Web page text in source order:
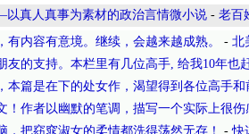
真人真事为素材的政治言情微小说 - 老百
有内容有意境。继续，会越来越成熟。
- 北
友的支持。本栏里有几位高手, 给我10年也
本篇是在下的处女作，渴望得到各位高手和
！作者以幽默的笔调，描写一个实际上很伤
，把窈窕淑女的柔情都洗得荡然无存！
-快